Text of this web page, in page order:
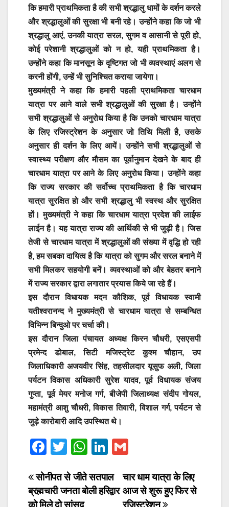
कि हमारी प्राथमिकता है की सभी श्रद्धालु धामों के दर्शन करले
और श्रद्धालुओं की सुरक्षा भी बनी रहे। उन्होंने कहा कि जो भी
श्रद्धालु आएं, उनकी यात्रा सरल, सुगम व आसानी से पूरी हो,
कोई परेशानी श्रद्धालुओं को न हो, यही प्राथमिकता है।
उन्होंने कहा कि मानसून के दृष्टिगत जो भी व्यवस्थाएं अलग से
करनी होंगी, उन्हें भी सुनिश्चित कराया जायेगा।
मुख्यमंत्री ने कहा कि हमारी पहली प्राथमिकता चारधाम
यात्रा पर आने वाले सभी श्रद्धालुओं की सुरक्षा है। उन्होंने
सभी श्रद्धालुओं से अनुरोध किया है कि उनको चारधाम यात्रा
के लिए रजिस्ट्रेशन के अनुसार जो तिथि मिली है, उसके
अनुसार ही दर्शन के लिए आयें। उन्होंने सभी श्रद्धालुओं से
स्वास्थ्य परीक्षण और मौसम का पूर्वानुमान देखने के बाद ही
चारधाम यात्रा पर आने के लिए अनुरोध किया। उन्होंने कहा
कि राज्य सरकार की सर्वोच्च प्राथमिकता है कि चारधाम
यात्रा सुरक्षित हो और सभी श्रद्धालु भी स्वस्थ और सुरक्षित
हों। मुख्यमंत्री ने कहा कि चारधाम यात्रा प्रदेश की लाईफ
लाईन है। यह यात्रा राज्य की आर्थिकी से भी जुड़ी है। जिस
तेजी से चारधाम यात्रा में श्रद्धालुओं की संख्या में वृद्धि हो रही
है, हम सबका दायित्व है कि यात्रा को सुगम और सरल बनाने में
सभी मिलकर सहयोगी बनें। व्यवस्थाओं को और बेहतर बनाने
में राज्य सरकार द्वारा लगातार प्रयास किये जा रहे हैं।
इस दौरान विधायक मदन कौशिक, पूर्व विधायक स्वामी
यतीश्वरानन्द ने मुख्यमंत्री से चारधाम यात्रा से सम्बन्धित
विभिन्न बिन्दुओ पर चर्चा की।
इस दौरान जिला पंचायत अध्यक्ष किरन चौधरी, एसएसपी
प्रमेन्द डोबाल, सिटी मजिस्ट्रेट कुश्म चौहान, उप
जिलाधिकारी अजयवीर सिंह, तहसीलदार यूसुफ अली, जिला
पर्यटन विकास अधिकारी सुरेश यादव, पूर्व विधायक संजय
गुप्ता, पूर्व मेयर मनोज गर्ग, बीजेपी जिलाध्यक्ष संदीप गोयल,
महामंत्री आशु चौधरी, विकास तिवारी, विशाल गर्ग, पर्यटन से
जुड़े कारोबारी आदि उपस्थित थे।
F
c
e
T
tt
er
W
at
s
Li
k
e
ail
Post
navigation
चार धाम यात्रा के लिए
आज से शुरू हुए फिर से
रजिस्ट्रेशन
सोनीपत से जीते सतपाल
ब्रह्मचारी जनता बोली हरिद्वार
को मिले दो सांसद